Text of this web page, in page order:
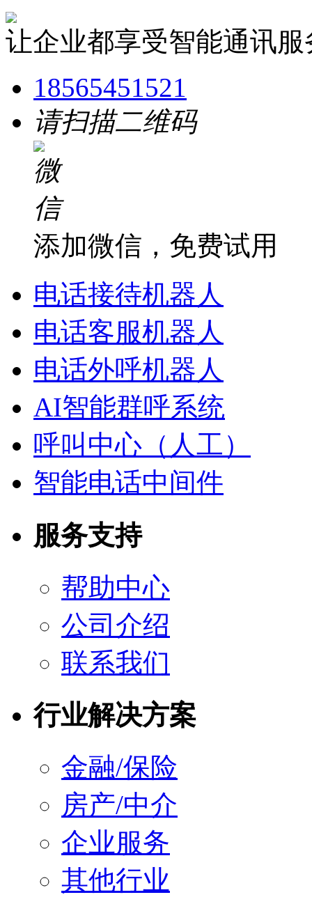
让企业都享受智能通讯
18565451521
请扫描二维码
添加微信，免费试用
电话接待机器人
电话客服机器人
电话外呼机器人
AI智能群呼系统
呼叫中心（人工）
智能电话中间件
服务支持
帮助中心
公司介绍
联系我们
行业解决方案
金融/保险
房产/中介
企业服务
其他行业